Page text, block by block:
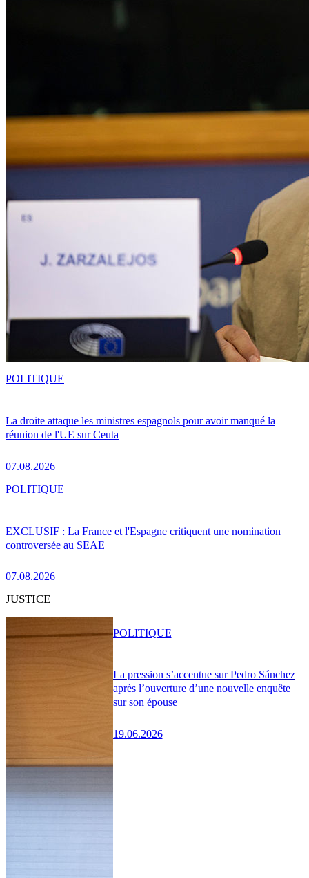
La droite attaque les ministres espagnols pour avoir manqué la
réunion de l'UE sur Ceuta
07.08.2026
POLITIQUE
EXCLUSIF : La France et l'Espagne critiquent une nomination
controversée au SEAE
07.08.2026
POLITIQUE
JUSTICE
La pression s’accentue sur Pedro Sánchez
après l’ouverture d’une nouvelle enquête
sur son épouse
19.06.2026
POLITIQUE